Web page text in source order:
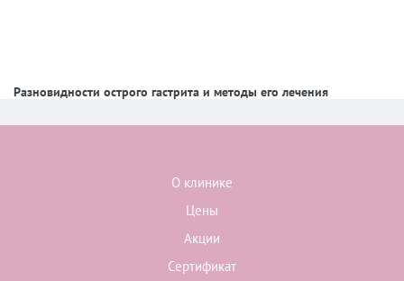
Разновидности острого гастрита и методы его лечения
О клинике
Цены
Акции
Сертификат